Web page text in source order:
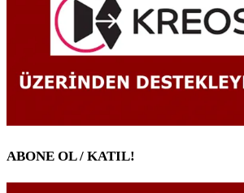
ABONE OL / KATIL!